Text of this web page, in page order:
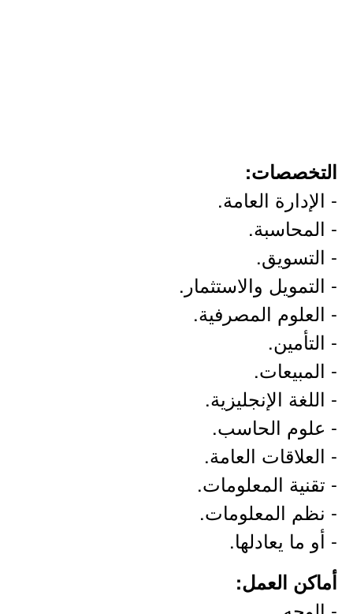
التخصصات:
- الإدارة العامة.
- المحاسبة.
- التسويق.
- التمويل والاستثمار.
- العلوم المصرفية.
- التأمين.
- المبيعات.
- اللغة الإنجليزية.
- علوم الحاسب.
- العلاقات العامة.
- تقنية المعلومات.
- نظم المعلومات.
- أو ما يعادلها.
أماكن العمل: